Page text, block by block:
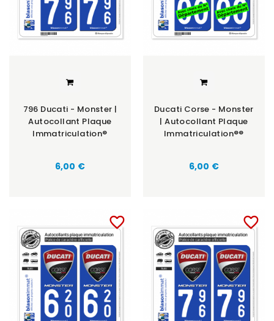
796 Ducati - Monster |
Autocollant Plaque
Immatriculation®
6,00 €
Ducati Corse - Monster
| Autocollant Plaque
Immatriculation®®
6,00 €
favorite_border favorite_border